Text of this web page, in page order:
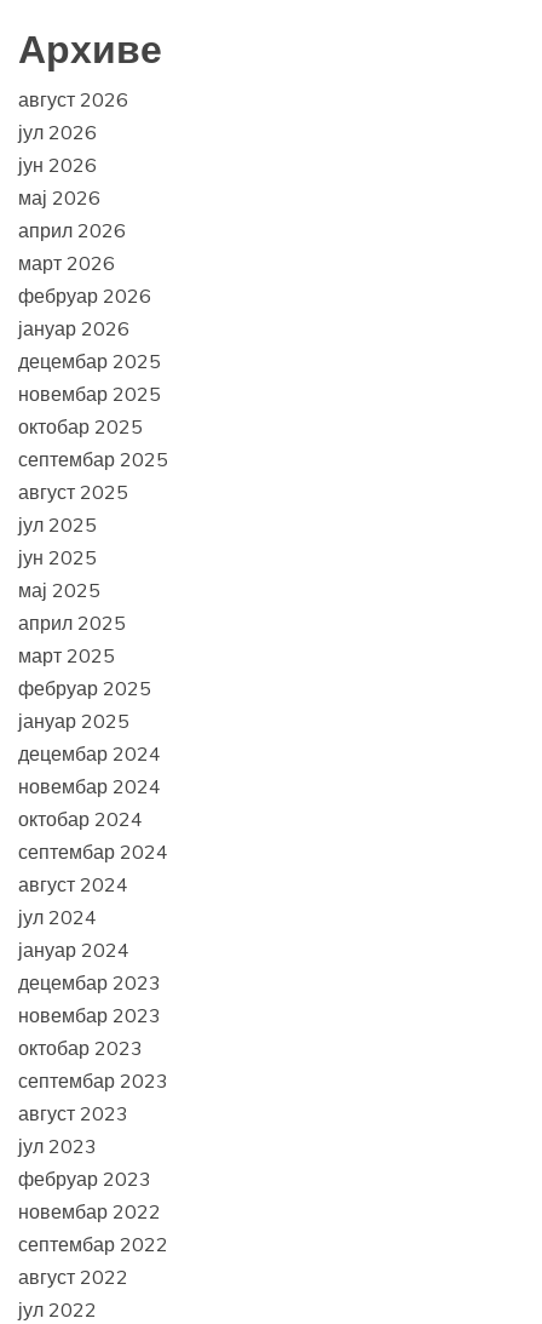
Архиве
август 2026
јул 2026
јун 2026
мај 2026
април 2026
март 2026
фебруар 2026
јануар 2026
децембар 2025
новембар 2025
октобар 2025
септембар 2025
август 2025
јул 2025
јун 2025
мај 2025
април 2025
март 2025
фебруар 2025
јануар 2025
децембар 2024
новембар 2024
октобар 2024
септембар 2024
август 2024
јул 2024
јануар 2024
децембар 2023
новембар 2023
октобар 2023
септембар 2023
август 2023
јул 2023
фебруар 2023
новембар 2022
септембар 2022
август 2022
јул 2022